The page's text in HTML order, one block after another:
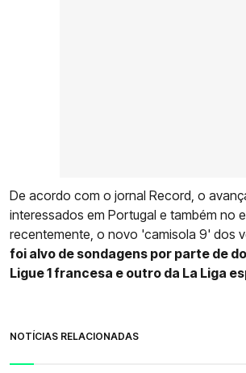
De acordo com o jornal Record, o
interessados em Portugal e também no
recentemente, o novo 'camisola 9' dos
foi alvo de sondagens por parte de
Ligue 1 francesa e outro da La Liga
NOTÍCIAS RELACIONADAS